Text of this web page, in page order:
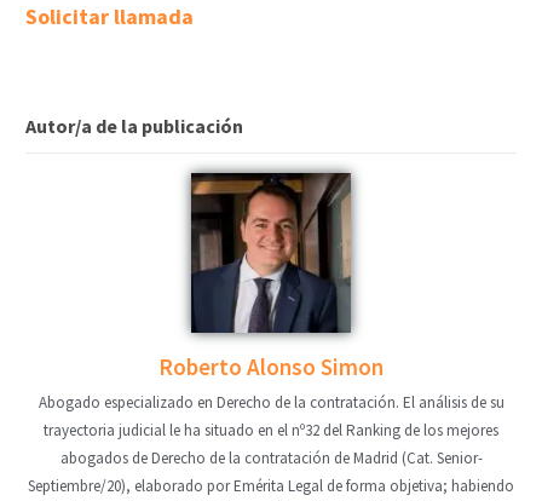
Solicitar llamada
Autor/a de la publicación
Roberto Alonso Simon
Abogado especializado en Derecho de la contratación. El análisis de su
trayectoria judicial le ha situado en el nº32 del Ranking de los mejores
abogados de Derecho de la contratación de Madrid (Cat. Senior-
Septiembre/20), elaborado por Emérita Legal de forma objetiva; habiendo